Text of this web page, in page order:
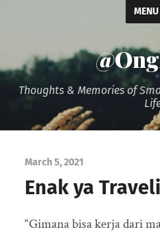
MENU
Thoughts & Memories of
March 5, 2021
Enak ya
“Gimana bisa kerja dari